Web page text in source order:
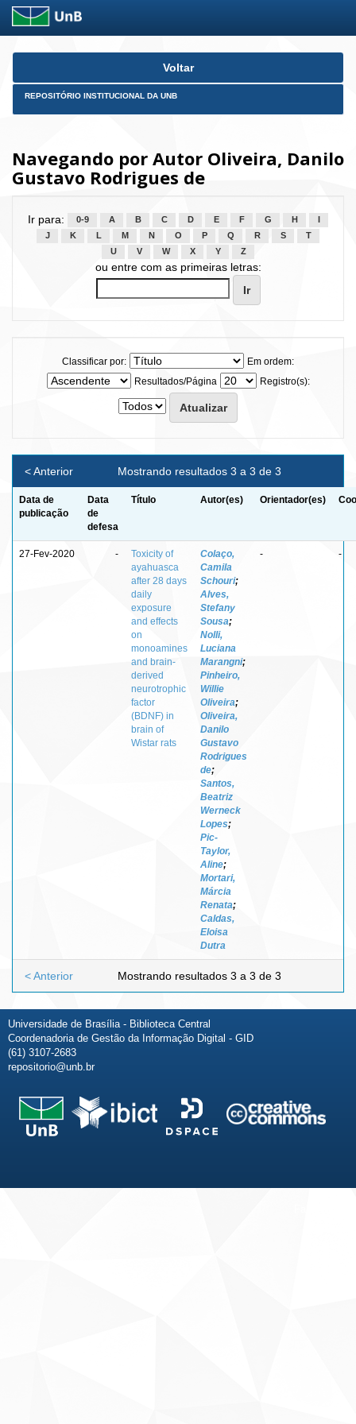
Skip
Voltar
REPOSITÓRIO INSTITUCIONAL DA UNB
Navegando por Autor Oliveira, Danilo
Gustavo Rodrigues de
Ir para: 0-9 A B C D E F G H
J
K L M N O P Q R S
T
U
V W X Y Z
ou entre com as primeiras letras:
Classificar por:
Em ordem:
Resultados/Página
Registro(s):
Mostrando resultados 3 a 3 de 3
< Anterior
Data de
publicação
Data
de
defesa
Título Autor(es) Orientador(es)
27-Fev-2020 -
Toxicity of
ayahuasca
after 28 days
daily
exposure
and effects
on
monoamines
and brain-
derived
neurotrophic
factor
(BDNF) in
brain of
Wistar rats
Colaço,
Camila
Schouri;
Alves,
Stefany
Sousa;
Nolli,
Luciana
Marangni;
Pinheiro,
Willie
Oliveira;
Oliveira,
Danilo
Gustavo
Rodrigues
de;
Santos,
Beatriz
Werneck
Lopes;
Pic-
Taylor,
Aline;
Mortari,
Márcia
Renata;
Caldas,
Eloisa
Dutra
- -
Mostrando resultados 3 a 3 de 3
< Anterior
Universidade de Brasília - Biblioteca Central
Coordenadoria de Gestão da Informação Digital - GID
(61) 3107-2683
repositorio@unb.br